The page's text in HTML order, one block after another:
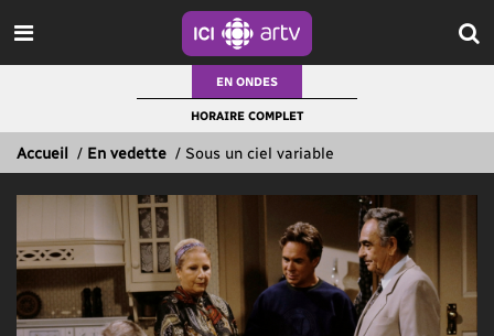
EN ONDES
HORAIRE COMPLET
Accueil / En vedette / Sous un ciel variable